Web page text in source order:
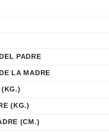
PADRE
LA MADRE
(KG.)
(KG.)
(CM.)